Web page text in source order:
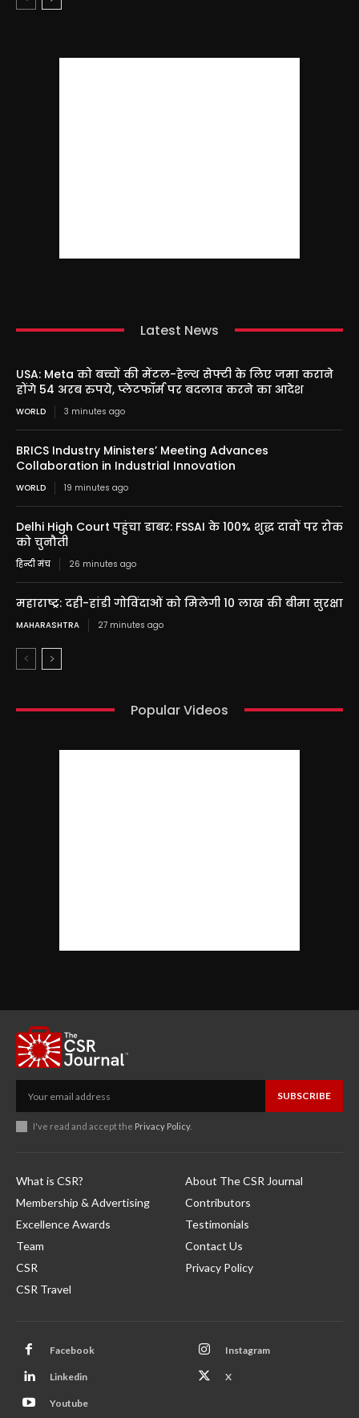
Latest News
USA: Meta को बच्चों की मेंटल-हेल्थ सेफ्टी के लिए जमा कराने
होंगे 54 अरब रुपये, प्लेटफॉर्म पर बदलाव करने का आदेश
WORLD 3 minutes ago
BRICS Industry Ministers’ Meeting Advances
Collaboration in Industrial Innovation
WORLD 19 minutes ago
Delhi High Court पहुंचा डाबर: FSSAI के 100% शुद्ध दावों पर रोक
को चुनौती
हिन्दी मंच 26 minutes ago
महाराष्ट्र: दही-हांडी गोविंदाओं को मिलेगी 10 लाख की बीमा सुरक्षा
MAHARASHTRA 27 minutes ago
Popular Videos
SUBSCRIBE
I've read and accept the Privacy Policy.
What is CSR?
Membership & Advertising
Excellence Awards
Team
CSR
CSR Travel
About The CSR Journal
Contributors
Testimonials
Contact Us
Privacy Policy
Facebook Instagram
Linkedin X
Youtube